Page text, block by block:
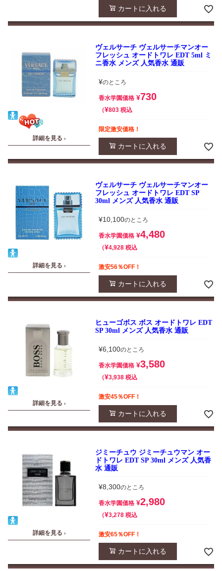
カートに入れる
詳細を見る ›
ヴェルサーチ ヴェルサーチマンオー
フレッシュ オードトワレ EDT 5ml ミ
ニ香水 メンズ 人気香水 通販
¥のところ
香水学園価格 ¥730
¥803 税込
限定激安価格！
カートに入れる
詳細を見る ›
ヴェルサーチ ヴェルサーチマンオー
フレッシュ オードトワレ EDT SP
30ml メンズ 人気香水 通販
¥10,100のところ
香水学園価格 ¥4,480
¥4,928 税込
激安56％OFF！
カートに入れる
詳細を見る ›
ヒューゴボス ボス オードトワレ EDT
SP 30ml メンズ 人気香水 通販
¥6,100のところ
香水学園価格 ¥3,580
¥3,938 税込
激安45％OFF！
カートに入れる
詳細を見る ›
ジミーチュウ ジミーチュウマン オー
ドトワレ EDT SP 30ml メンズ 人気香
水 通販
¥8,300のところ
香水学園価格 ¥2,980
¥3,278 税込
激安65％OFF！
カートに入れる